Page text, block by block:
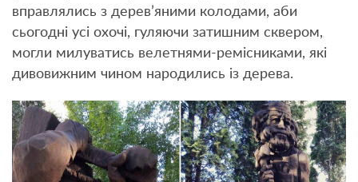
вправлялись з дерев’яними колодами, аби
сьогодні усі охочі, гуляючи затишним сквером,
могли милуватись велетнями-ремісниками, які
дивовижним чином народились із дерева.